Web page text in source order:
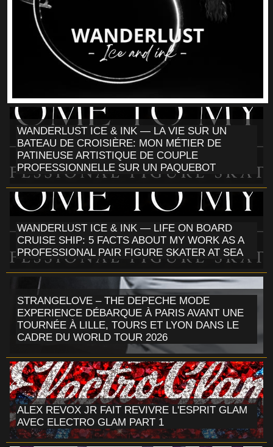
WANDERLUST ICE & INK — LA VIE SUR UN
BATEAU DE CROISIÈRE: MON MÉTIER DE
PATINEUSE ARTISTIQUE DE COUPLE
PROFESSIONNELLE SUR UN PAQUEBOT
WANDERLUST ICE & INK — LIFE ON BOARD
CRUISE SHIP: 5 FACTS ABOUT MY WORK AS A
PROFESSIONAL PAIR FIGURE SKATER AT SEA
STRANGELOVE – THE DEPECHE MODE
EXPERIENCE DÉBARQUE À PARIS AVANT UNE
TOURNÉE À LILLE, TOURS ET LYON DANS LE
CADRE DU WORLD TOUR 2026
ALEX REVOX JR FAIT REVIVRE L'ESPRIT GLAM
AVEC ELECTRO GLAM PART 1